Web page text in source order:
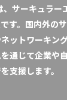
サーキュラー
す。国内外の
ットワーキン
通じて企業や
支援します。